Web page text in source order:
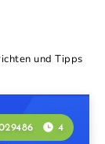
und Tipps
4